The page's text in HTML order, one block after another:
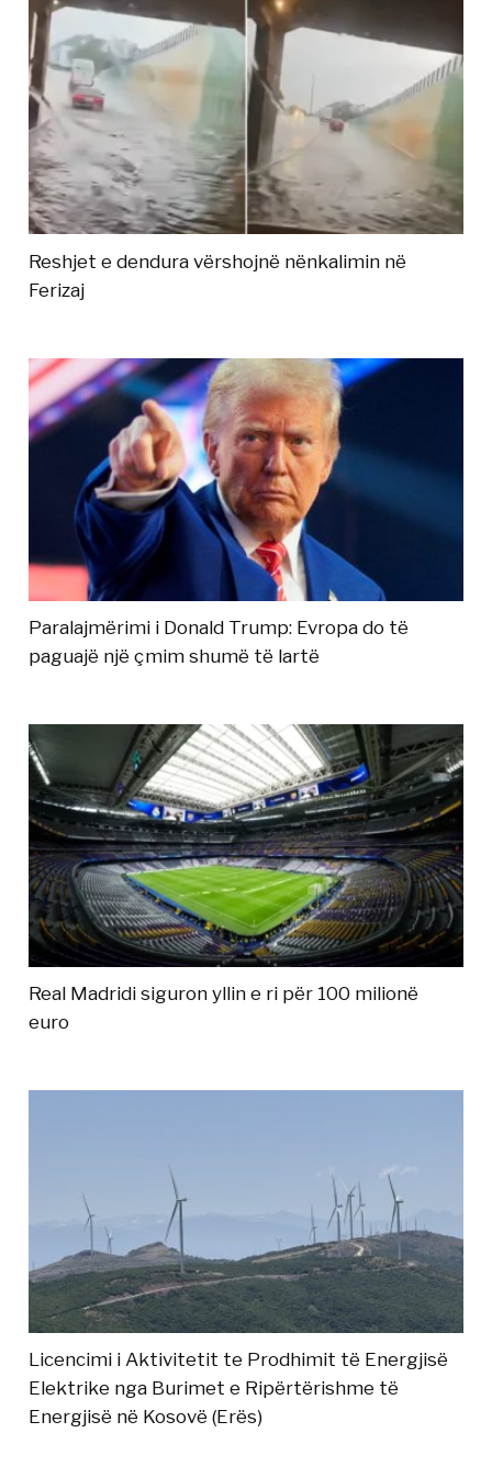
Reshjet e dendura vërshojnë nënkalimin në
Ferizaj
Paralajmërimi i Donald Trump: Evropa do të
paguajë një çmim shumë të lartë
Real Madridi siguron yllin e ri për 100 milionë
euro
Licencimi i Aktivitetit te Prodhimit të Energjisë
Elektrike nga Burimet e Ripërtërishme të
Energjisë në Kosovë (Erës)